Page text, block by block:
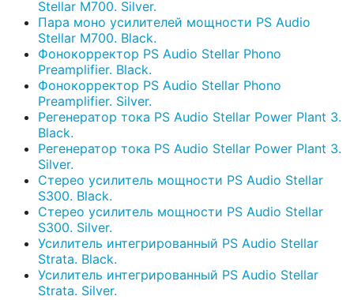
Stellar M700. Silver.
Пара моно усилителей мощности PS Audio
Stellar M700. Black.
Фонокорректор PS Audio Stellar Phono
Preamplifier. Black.
Фонокорректор PS Audio Stellar Phono
Preamplifier. Silver.
Регенератор тока PS Audio Stellar Power Plant 3.
Black.
Регенератор тока PS Audio Stellar Power Plant 3.
Silver.
Стерео усилитель мощности PS Audio Stellar
S300. Black.
Стерео усилитель мощности PS Audio Stellar
S300. Silver.
Усилитель интегрированный PS Audio Stellar
Strata. Black.
Усилитель интегрированный PS Audio Stellar
Strata. Silver.